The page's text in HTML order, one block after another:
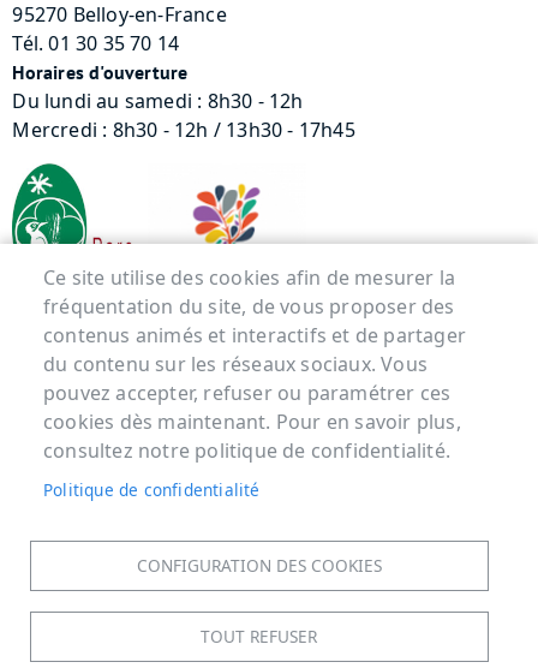
95270 Belloy-en-France
Tél. 01 30 35 70 14
Horaires d'ouverture
Du lundi au samedi : 8h30 - 12h
Mercredi : 8h30 - 12h / 13h30 - 17h45
Menu Pied de page
ACCUEIL
MENTIONS LÉGALES
DONNÉES PERSONNELLES
COOKIES
PLAN DU SITE
Ce site utilise des cookies afin de mesurer la
fréquentation du site, de vous proposer des
contenus animés et interactifs et de partager
du contenu sur les réseaux sociaux. Vous
pouvez accepter, refuser ou paramétrer ces
cookies dès maintenant. Pour en savoir plus,
consultez notre politique de confidentialité.
Politique de confidentialité
CONFIGURATION DES COOKIES
TOUT REFUSER